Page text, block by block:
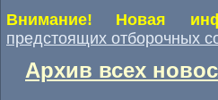
Внимание! Новая
предстоящих отборочных
Архив всех